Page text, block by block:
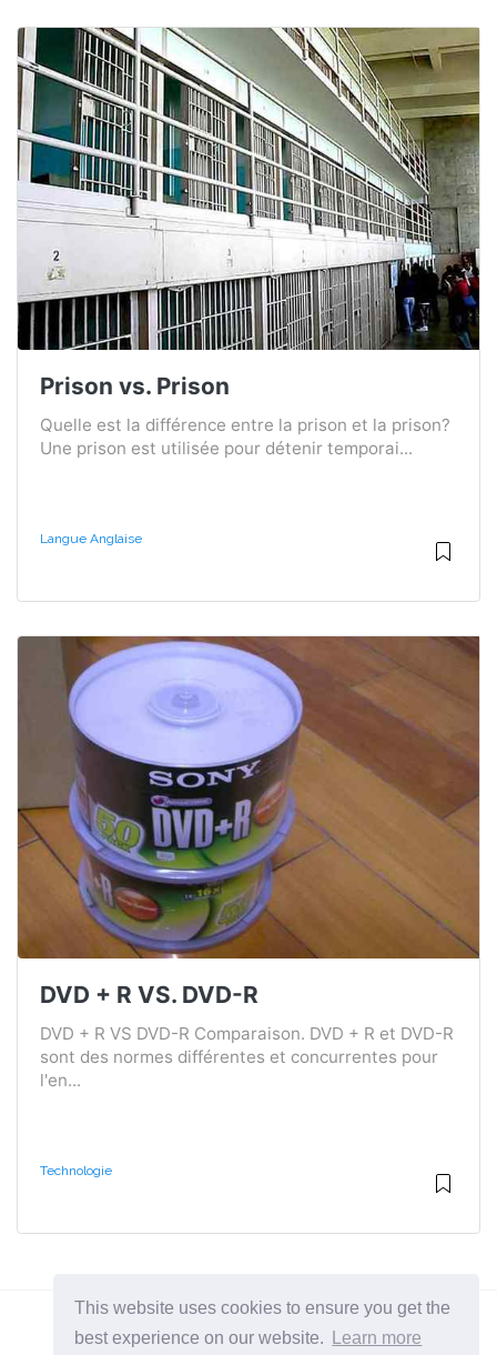
This website uses cookies to ensure you get the
best experience on our website.
Learn more
Prison vs. Prison
Quelle est la différence entre la prison et la prison?
Une prison est utilisée pour détenir temporai...
Langue Anglaise
DVD + R VS. DVD-R
DVD + R VS DVD-R Comparaison. DVD + R et DVD-R
sont des normes différentes et concurrentes pour
l'en...
Technologie